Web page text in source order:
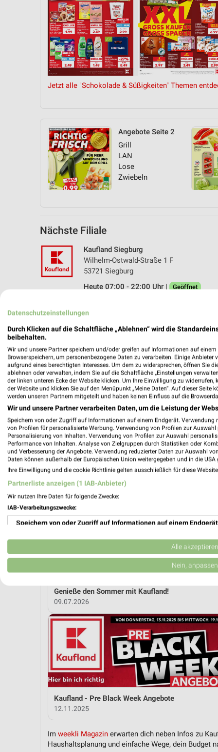
Jetzt alle "Schokolade & Süßigkeiten" Themen
Angebote Seite 2
Grill
LAN
Lose
Zwiebeln
Nächste Filiale
Kaufland Siegburg
Wilhelm-Ostwald-Straße 1 F
53721 Siegburg
Heute 07:00 - 22:00 Uhr |
Geöffnet
Angebote-Kalender für Kaufland in
Aug.
03Mo 04Di 05Mi 06 Do 07Fr
weekli Magazin
Genieße den Sommer mit Kaufland!
09.07.2026
Kaufland - Pre Black Week Angebote
12.11.2025
Im weekli Magazin erwarten dich neben Infos zu
Haushaltsplanung und einfache Wege, dein Budget
Datenschutzeinstellungen
Durch Klicken auf die Schaltfläche „Ablehnen“ wird die
beibehalten.
Wir und unsere Partner speichern und/oder greifen auf Informationen auf einem
Browserspeichern, um personenbezogene Daten zu verarbeiten. Einige
aufgrund eines berechtigten Interesses. Um dem zu widersprechen, öffnen Sie
ablehnen oder verwalten, indem Sie auf die Schaltfläche „Einstellungen
der linken unteren Ecke der Website klicken. Um Ihre Einwilligung zu
der Website und klicken Sie auf den Menüpunkt „Meine Daten“. Auf dieser
werden unseren Partnern mitgeteilt und haben keinen Einfluss auf die
Wir und unsere Partner verarbeiten Daten, um die Leistung der
Speichern von oder Zugriff auf Informationen auf einem Endgerät. Verwendung
von Profilen für personalisierte Werbung. Verwendung von Profilen zur
Personalisierung von Inhalten. Verwendung von Profilen zur Auswahl
Performance von Inhalten. Analyse von Zielgruppen durch Statistiken oder
und Verbesserung der Angebote. Verwendung reduzierter Daten zur Auswahl
Daten können außerhalb der Europäischen Union weitergegeben und in die USA
Ihre Einwilligung und die cookie Richtlinie gelten ausschließlich für diese
Partnerliste anzeigen (1 IAB-Anbieter)
Wir nutzen Ihre Daten für folgende Zwecke:
IAB-Verarbeitungszwecke:
Speichern von oder Zugriff auf Informationen auf einem Endgerät
Verwendung reduzierter Daten zur Auswahl von Werbeanzeigen
Erstellung von Profilen für personalisierte Werbung
Erstellung von Profilen zur Personalisierung von Inhalten
Verwendung von Profilen zur Auswahl personalisierter Inhalte
Messung der Werbeleistung
Messung der Performance von Inhalten
Analyse von Zielgruppen durch Statistiken oder Kombinationen
Entwicklung und Verbesserung der Angebote
Verwendung reduzierter Daten zur Auswahl von Inhalten
IAB-Besonderheiten:
Alle akzeptieren
Nein, anpassen